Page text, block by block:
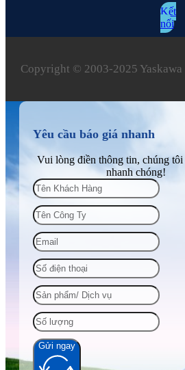
Kết
nối
Copyright © 2003‑2025
Yêu cầu báo giá nhanh
Vui lòng điền thông tin, chúng tôi
nhanh chóng!
Gửi ngay